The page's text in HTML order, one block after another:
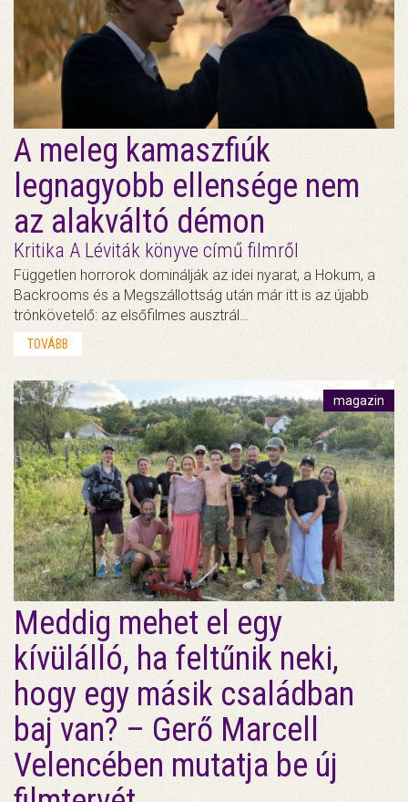
A meleg kamaszfiúk
legnagyobb ellensége nem
az alakváltó démon
Kritika A Léviták könyve című filmről
Független horrorok dominálják az idei nyarat, a Hokum, a
Backrooms és a Megszállottság után már itt is az újabb
trónkövetelő: az elsőfilmes ausztrál…
TOVÁBB
magazin
Meddig mehet el egy
kívülálló, ha feltűnik neki,
hogy egy másik családban
baj van? – Gerő Marcell
Velencében mutatja be új